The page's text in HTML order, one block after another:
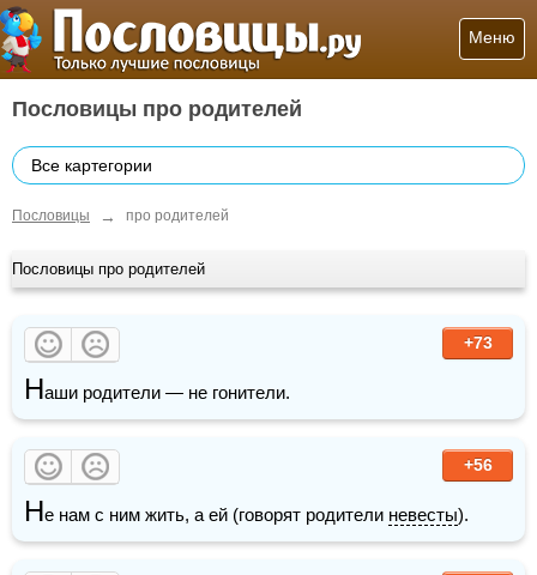
Меню
Пословицы про родителей
Все картегории
Пословицы → про родителей
Пословицы про родителей
+73
Наши родители — не гонители.
+56
Не нам с ним жить, а ей (говорят родители невесты).